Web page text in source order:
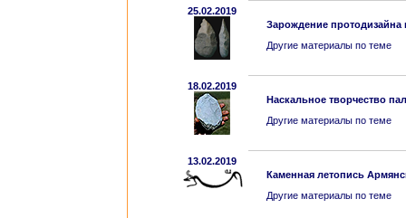
25.02.2019
Зарождение
Другие материалы по теме
18.02.2019
Наскальное творчество
Другие материалы по теме
13.02.2019
Каменная летопись
Другие материалы по теме